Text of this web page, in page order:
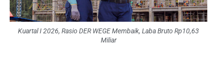
Kuartal I 2026, Rasio DER WEGE Membaik, Laba Bruto Rp10,63
Miliar